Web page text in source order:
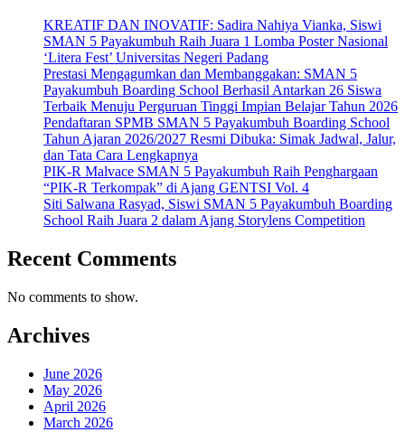
KREATIF DAN INOVATIF: Sadira Nahiya Vianka, Siswi
SMAN 5 Payakumbuh Raih Juara 1 Lomba Poster Nasional
‘Litera Fest’ Universitas Negeri Padang
Prestasi Mengagumkan dan Membanggakan: SMAN 5
Payakumbuh Boarding School Berhasil Antarkan 26 Siswa
Terbaik Menuju Perguruan Tinggi Impian Belajar Tahun 2026
Pendaftaran SPMB SMAN 5 Payakumbuh Boarding School
Tahun Ajaran 2026/2027 Resmi Dibuka: Simak Jadwal, Jalur,
dan Tata Cara Lengkapnya
PIK-R Malvace SMAN 5 Payakumbuh Raih Penghargaan
“PIK-R Terkompak” di Ajang GENTSI Vol. 4
Siti Salwana Rasyad, Siswi SMAN 5 Payakumbuh Boarding
School Raih Juara 2 dalam Ajang Storylens Competition
Recent Comments
No comments to show.
Archives
June 2026
May 2026
April 2026
March 2026